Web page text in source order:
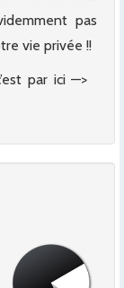
pas
vie privée !!
par ici —>